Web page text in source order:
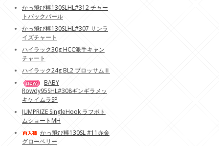
かっ飛び棒130SLHL#312 チャー
トバックパール
かっ飛び棒130SLHL#307 サンラ
イズチャート
ハイラック30g HCC派手キャン
チャート
ハイラック24g BL2 ブロッサムⅡ
BABY
Rowdy95SHL#308ギンギラメッ
キケイムラSP
JUMPRIZE SingleHook ラフボト
ムショートMH
かっ飛び棒130SL #11赤金
グローベリー